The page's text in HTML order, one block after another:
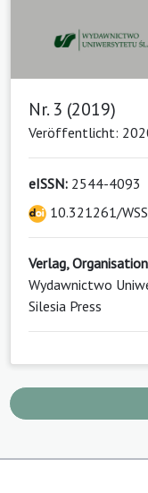
Nr. 3 (2019)
Veröffentlicht:
eISSN: 2544-4093
10.321261/WSS
Verlag, Organisation
Wydawnictwo
Silesia Press